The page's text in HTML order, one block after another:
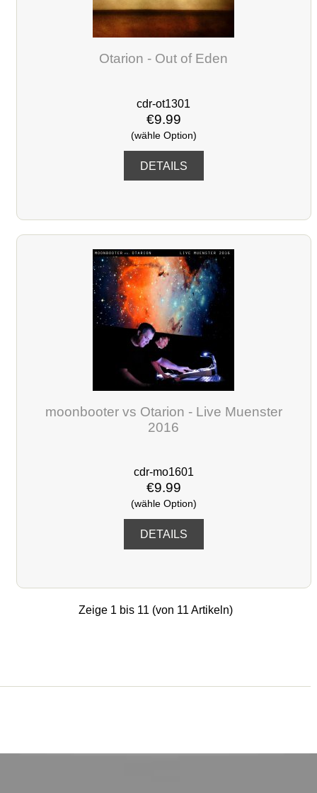
Otarion - Out of Eden
cdr-ot1301
€9.99
(wähle Option)
DETAILS
moonbooter vs Otarion - Live Muenster
2016
cdr-mo1601
€9.99
(wähle Option)
DETAILS
Zeige 1 bis 11 (von 11 Artikeln)